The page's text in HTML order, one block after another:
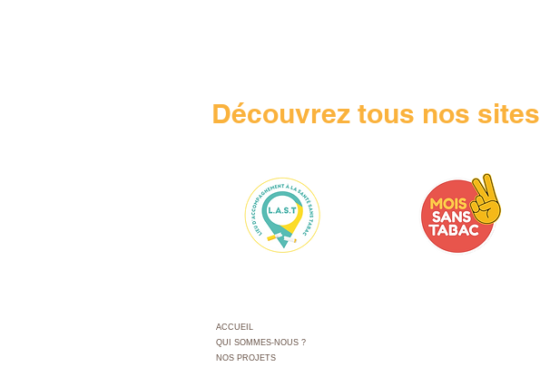
Découvrez tous nos sites
ACCUEIL
QUI SOMMES-NOUS ?
NOS PROJETS